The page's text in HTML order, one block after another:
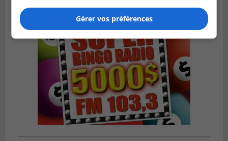
Gérer vos préférences